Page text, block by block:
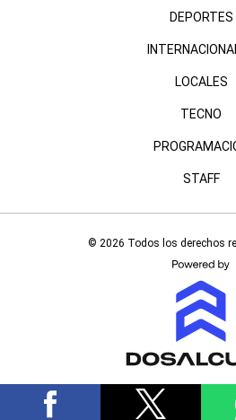
DEPORTES
LOCALES
TECNO
STAFF
© 2026 Todos los derechos